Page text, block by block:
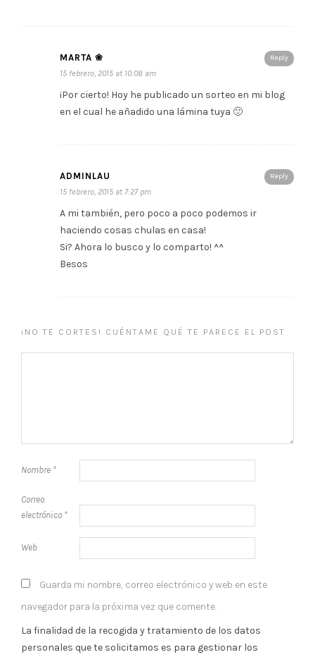
Reply
MARTA ❀
15 febrero, 2015 at 10:08 am
¡Por cierto! Hoy he publicado un sorteo en mi blog
en el cual he añadido una lámina tuya 🙂
Reply
ADMINLAU
15 febrero, 2015 at 7:27 pm
A mi también, pero poco a poco podemos ir
haciendo cosas chulas en casa!
Si? Ahora lo busco y lo comparto! ^^
Besos
¡NO TE CORTES! CUÉNTAME QUÉ TE PARECE EL POST
Nombre *
Correo
electrónico *
Web
Guarda mi nombre, correo electrónico y web en este
navegador para la próxima vez que comente.
La finalidad de la recogida y tratamiento de los datos
personales que te solicitamos es para gestionar los